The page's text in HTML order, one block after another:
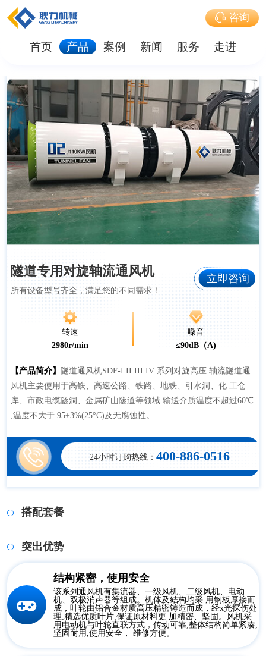
咨询
首页 产品 案例 新闻 服务 走进
隧道专用对旋轴流通风机
所有设备型号齐全，满足您的不同需求！
立即咨询
转速
2980r/min
噪音
≤90dB（A)
【产品简介】 隧道通风机SDF-I II III IV 系列对旋高压 轴流隧道通
风机主要使用于高铁、高速公路、铁路、地铁、引水洞、化 工仓
库、市政电缆隧洞、金属矿山隧道等领域.输送介质温度不超过60℃
,温度不大于 95±3%(25°C)及无腐蚀性。
24小时订购热线：400-886-0516
搭配套餐
突出优势
结构紧密，使用安全
该系列通风机有集流器、一级风机、二级风机、电动
机、双极消声器等组成。机体及結构均采 用钢板厚接而
成，叶轮由铝合金材质高压精密铸造而成，经x光探伤处
理,精选优质叶片,保证原材料更 加精密、坚固。风机采
用电动机与叶轮直联方式，传动可靠,整体结构简单紧凑,
坚固耐用,使用安全， 维修方便。